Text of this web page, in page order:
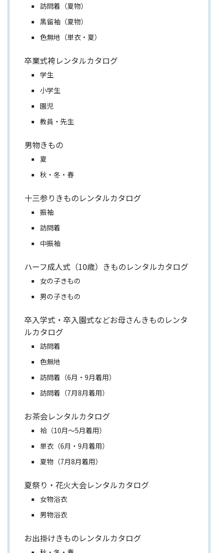
訪問着（夏物）
黒留袖（夏物）
色無地（単衣・夏）
卒業式袴レンタルカタログ
学生
小学生
園児
教員・先生
男物きもの
夏
秋・冬・春
十三参りきものレンタルカタログ
振袖
訪問着
中振袖
ハーフ成人式（10歳）きものレンタルカタログ
女の子きもの
男の子きもの
卒入学式・卒入園式などお母さんきものレンタ
ルカタログ
訪問着
色無地
訪問着（6月・9月着用）
訪問着（7月8月着用）
お茶会レンタルカタログ
袷（10月～5月着用）
単衣（6月・9月着用）
夏物（7月8月着用）
夏祭り・花火大会レンタルカタログ
女物浴衣
男物浴衣
お出掛けきものレンタルカタログ